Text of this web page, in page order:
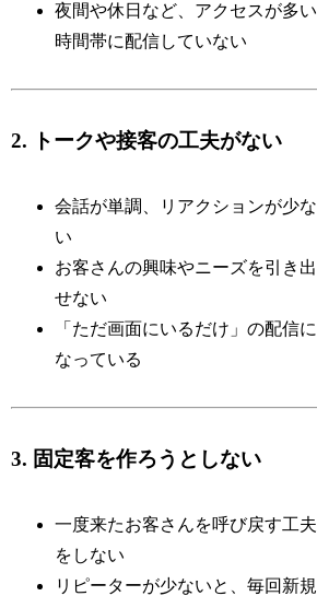
夜間や休日など、アクセスが多い
時間帯に配信していない
2. トークや接客の工夫がない
会話が単調、リアクションが少な
い
お客さんの興味やニーズを引き出
せない
「ただ画面にいるだけ」の配信に
なっている
3. 固定客を作ろうとしない
一度来たお客さんを呼び戻す工夫
をしない
リピーターが少ないと、毎回新規